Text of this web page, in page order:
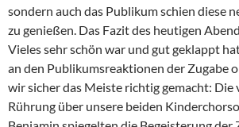
sondern auch das Publikum schien diese
zu genießen. Das Fazit des heutigen
Vieles sehr schön war und gut geklappt
an den Publikumsreaktionen der Zugabe
wir sicher das Meiste richtig gemacht: Die
Rührung über unsere beiden